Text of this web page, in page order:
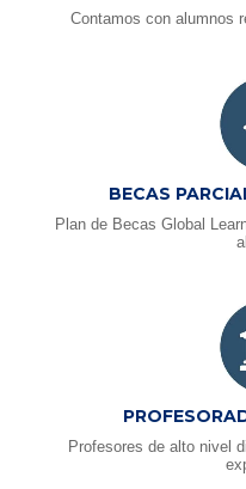
Contamos con alumnos
BECAS
Plan de Becas Global
Profesores de alto nivel